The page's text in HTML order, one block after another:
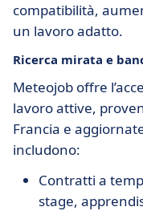
compatibilità,
un lavoro adatto.
Ricerca mirata e
Meteojob offre
lavoro attive,
Francia e
includono:
Contratti a
stage,